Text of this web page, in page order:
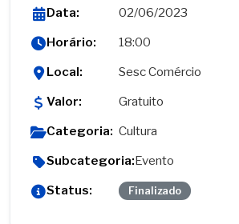
Data:
02/06/2023
Horário:
18:00
Local:
Sesc Comércio
Valor:
Gratuito
Categoria: Cultura
Subcategoria:Evento
Status:
Finalizado